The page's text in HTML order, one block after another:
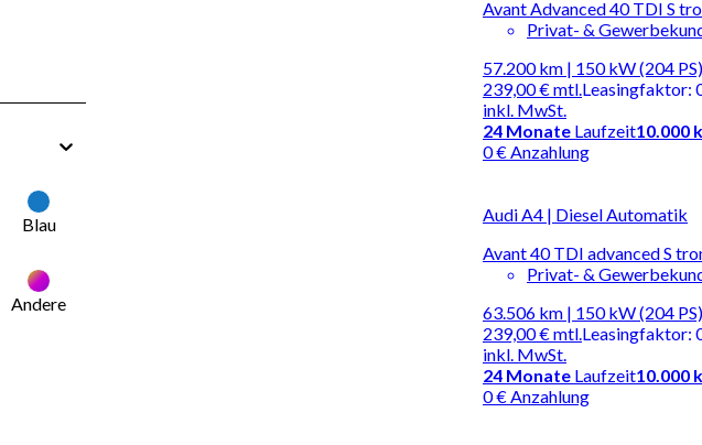
Blau
Andere
Avant Advanced 40 TDI S
Privat- &
57.200 km | 150 kW (204 PS)
239,00 €mtl.
inkl. MwSt.
Leasingfaktor:
24 Monate Laufzeit10.000
0 € Anzahlung
Audi A4 | Diesel Automatik
Avant 40 TDI advanced S
Privat- &
63.506 km | 150 kW (204 PS)
239,00 €mtl.
inkl. MwSt.
Leasingfaktor:
24 Monate Laufzeit10.000
0 € Anzahlung